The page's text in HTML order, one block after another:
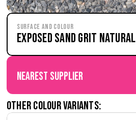
Surface and Colour
Exposed Sand Grit Natural
nearest supplier
Other colour variants: